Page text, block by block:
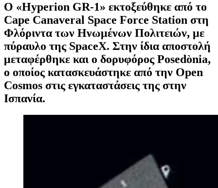
Ο «Hyperion GR-1» εκτοξεύθηκε από το
Cape Canaveral Space Force Station στη
Φλόριντα των Ηνωμένων Πολιτειών, με
πύραυλο της SpaceX. Στην ίδια αποστολή
μεταφέρθηκε και ο δορυφόρος Posedònia,
ο οποίος κατασκευάστηκε από την Open
Cosmos στις εγκαταστάσεις της στην
Ισπανία.